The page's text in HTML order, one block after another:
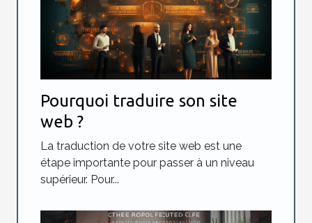
Pourquoi traduire son site
web ?
La traduction de votre site web est une
étape importante pour passer à un niveau
supérieur. Pour...